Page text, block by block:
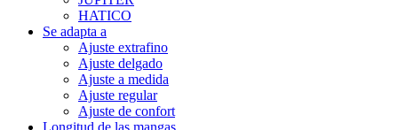
HATICO
Se adapta a
Ajuste extrafino
Ajuste delgado
Ajuste a medida
Ajuste regular
Ajuste de confort
Longitud de las mangas